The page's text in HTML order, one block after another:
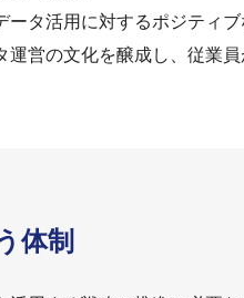
ータ活用に対するポジティブ
運営の文化を醸成し、従業
体制